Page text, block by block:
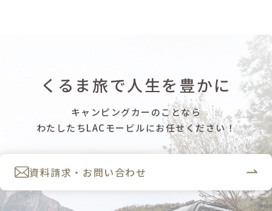
くるま旅で人生を豊かに
キャンピングカーのことなら
わたしたちLACモービルにお任せください！
資料請求・お問い合わせ